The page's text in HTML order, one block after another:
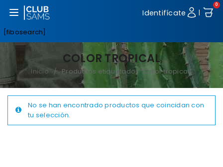
Abrir menú Identifícate |
0
[fibosearch]
COLOR TROPICAL
Inicio / Productos etiquetados “Color tropical”
No se han encontrado productos que coincidan con
tu selección.